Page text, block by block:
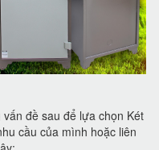
đề sau để lựa chọn Két
cầu của mình hoặc liên